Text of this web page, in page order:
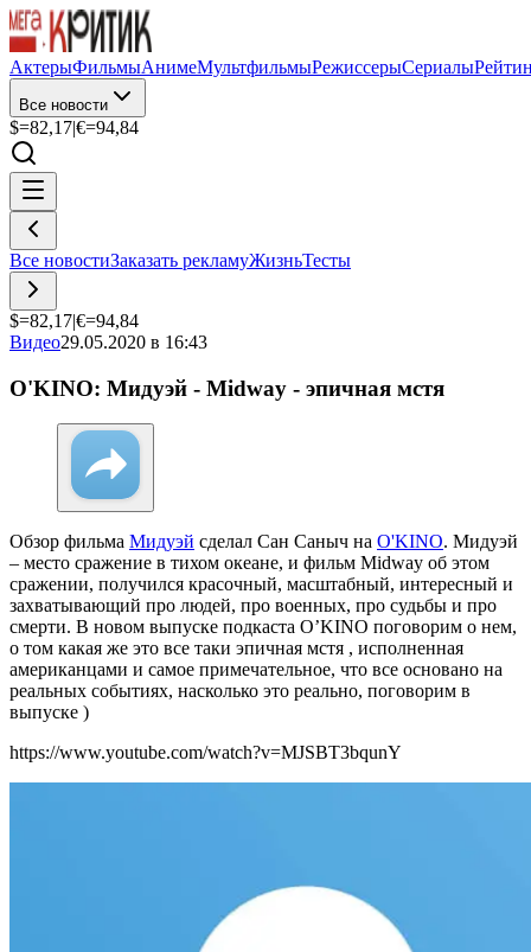
АктерыФильмыАнимеМультфильмыРежиссерыСериалы
Все новости
$=82,17|€=94,84
Все новостиЗаказать рекламуЖизньТесты
$=82,17|€=94,84
Видео29.05.2020 в 16:43
O'KINO: Мидуэй - Midway - эпичная мстя
Обзор фильма Мидуэй сделал Сан Саныч на O'KINO. Мидуэй
– место сражение в тихом океане, и фильм Midway об этом
сражении, получился красочный, масштабный, интересный и
захватывающий про людей, про военных, про судьбы и про
смерти. В новом выпуске подкаста O’KINO поговорим о нем,
о том какая же это все таки эпичная мстя , исполненная
американцами и самое примечательное, что все основано на
реальных событиях, насколько это реально, поговорим в
выпуске )
https://www.youtube.com/watch?v=MJSBT3bqunY